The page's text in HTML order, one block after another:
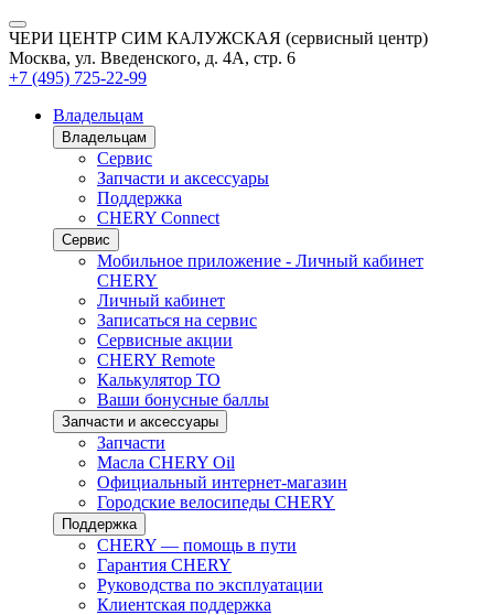
ЧЕРИ ЦЕНТР СИМ КАЛУЖСКАЯ (сервисный центр)
Москва, ул. Введенского, д. 4А, стр. 6
+7 (495) 725-22-99
Владельцам
Владельцам
Сервис
Запчасти и аксессуары
Поддержка
CHERY Connect
Сервис
Мобильное приложение - Личный кабинет
CHERY
Личный кабинет
Записаться на сервис
Сервисные акции
CHERY Remote
Калькулятор ТО
Ваши бонусные баллы
Запчасти и аксессуары
Запчасти
Масла CHERY Oil
Официальный интернет-магазин
Городские велосипеды CHERY
Поддержка
CHERY — помощь в пути
Гарантия CHERY
Руководства по эксплуатации
Клиентская поддержка